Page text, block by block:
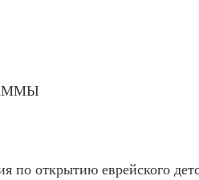
по открытию еврейского